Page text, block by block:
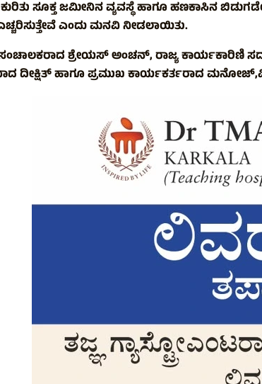
ಸೂಕ್ತ ಜಮೀನಿನ ವ್ಯವಸ್ಥೆ ಹಾಗೂ ಹಣಕಾಸಿನ
ಎಂದು ಮನವಿ ನೀಡಲಾಯಿತು.
ಶ್ರೇಯಸ್ ಅಂಚನ್, ರಾಜ್ಯ ಕಾರ್ಯಕಾರಿಣಿ
ಹಾಗೂ ಪ್ರಮುಖ ಕಾರ್ಯಕರ್ತರಾದ